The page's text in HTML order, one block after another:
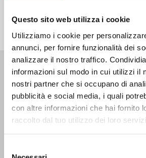
Questo sito web utilizza i cookie
Utilizziamo i cookie per
annunci, per fornire funzionalità dei
analizzare il nostro traffico.
informazioni sul modo in cui utilizzi il
nostri partner che si occupano di
pubblicità e social media, i quali
con altre informazioni che hai fornito
raccolto dal tuo utilizzo dei loro servizi.
Ultime Notizie:
MESSICO: ASSEMBLEA